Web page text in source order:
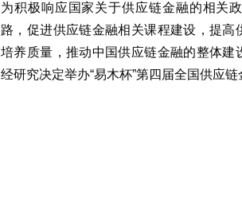
为积极响应国家关于供应链金融的相关
路，促进供应链金融相关课程建设，提
培养质量，推动中国供应链金融的整体
经研究决定举办“易木杯”第四届全国供应链